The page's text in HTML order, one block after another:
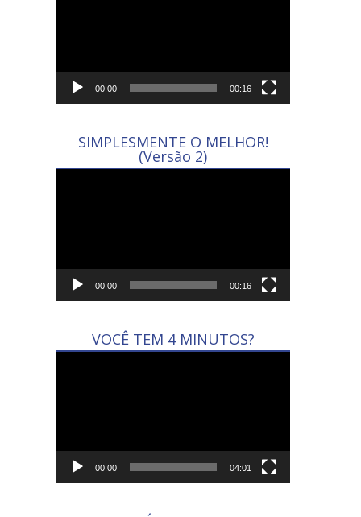
00:00 00:16
SIMPLESMENTE O MELHOR!
(Versão 2)
00:00 00:16
VOCÊ TEM 4 MINUTOS?
00:00 04:01